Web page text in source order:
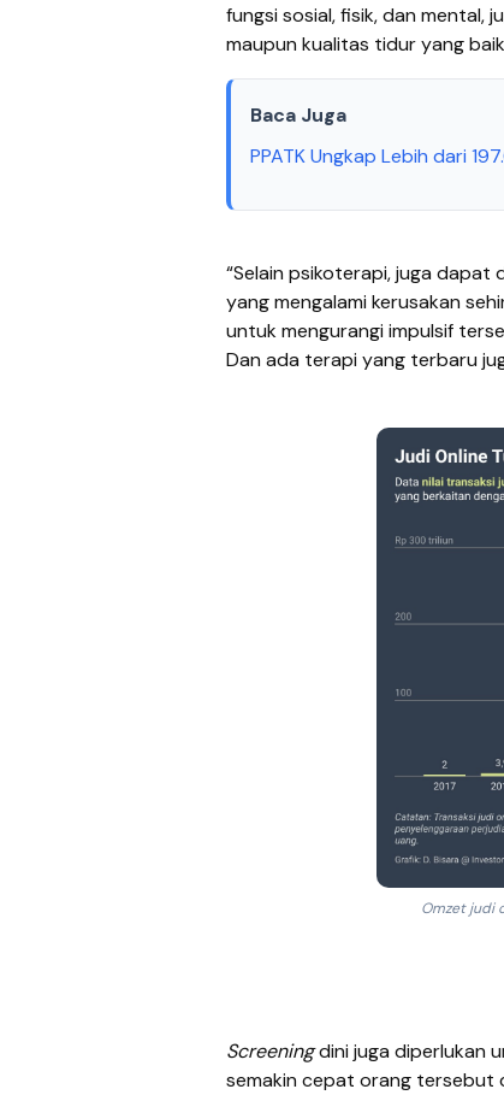
fungsi sosial, fisik, dan mental,
maupun kualitas tidur yang
Baca Juga
PPATK Ungkap Lebih dari
“Selain psikoterapi, juga
yang mengalami kerusakan
untuk mengurangi impulsif
Dan ada terapi yang terbaru
Omzet judi
Screeningdini juga diperlukan
semakin cepat orang tersebut